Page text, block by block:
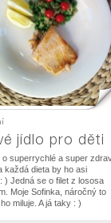
jídlo pro děti
o superrychlé a super
každá dieta by ho asi
) Jedná se o filet z lososa
Moje Sofinka, náročný to
miluje. A já taky : )